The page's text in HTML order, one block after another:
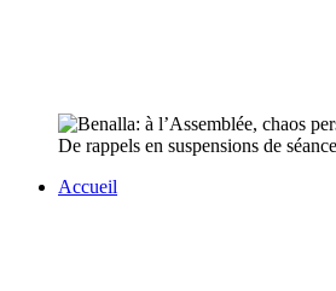
De rappels en suspensions de
Accueil